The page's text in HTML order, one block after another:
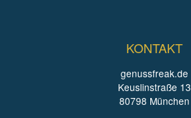
KONTAKT
genussfreak.de
Keuslinstraße 13
80798 München